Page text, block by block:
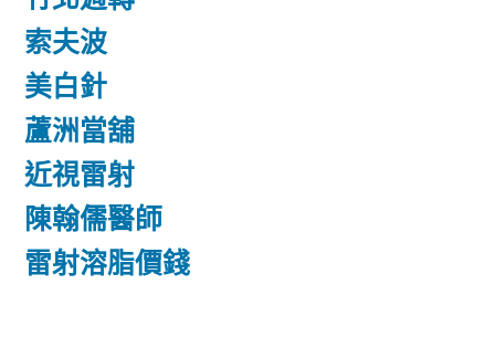
索夫波
美白針
蘆洲當舖
近視雷射
陳翰儒醫師
雷射溶脂價錢